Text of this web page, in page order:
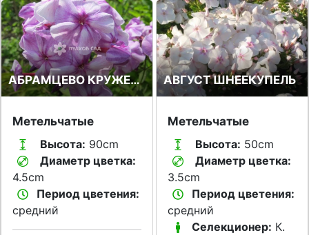
АБРАМЦЕВО КРУЖЕВО
Метельчатые
Высота: 90cm
Диаметр цветка:
4.5cm
Период цветения:
средний
АВГУСТ ШНЕЕКУПЕЛЬ
Метельчатые
Высота: 50cm
Диаметр цветка:
3.5cm
Период цветения:
средний
Селекционер: К.